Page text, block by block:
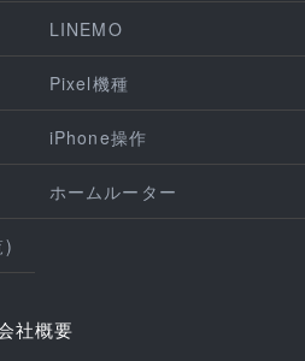
LINEMO
Pixel機種
iPhone操作
ホームルーター
)
社概要